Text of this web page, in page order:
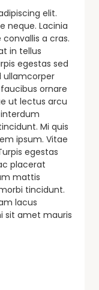
elit.
neque. Lacinia
a cras.
in tellus
egestas sed
ullamcorper
ornare
ut lectus arcu
Mi quis
ipsum. Vitae
egestas
placerat
mattis
tincidunt.
lacus
sit amet mauris